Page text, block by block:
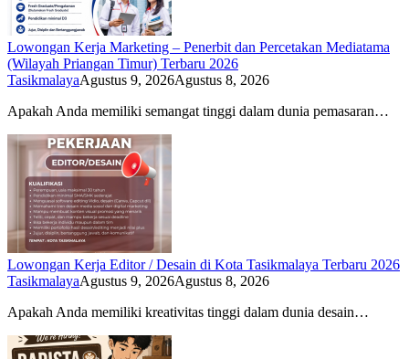
Lowongan Kerja Marketing – Penerbit dan Percetakan Mediatama
(Wilayah Priangan Timur) Terbaru 2026
TasikmalayaAgustus 9, 2026Agustus 8, 2026
Apakah Anda memiliki semangat tinggi dalam dunia pemasaran…
Lowongan Kerja Editor / Desain di Kota Tasikmalaya Terbaru 2026
TasikmalayaAgustus 9, 2026Agustus 8, 2026
Apakah Anda memiliki kreativitas tinggi dalam dunia desain…